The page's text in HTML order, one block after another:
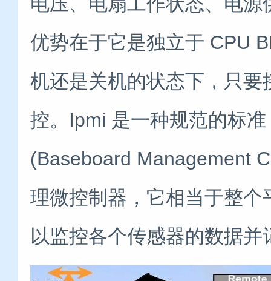
优势在于它是独立于 CPU
机还是关机的状态下，只
控。Ipmi 是一种规范的标
(Baseboard Management
理微控制器，它相当于整个
以监控各个传感器的数据